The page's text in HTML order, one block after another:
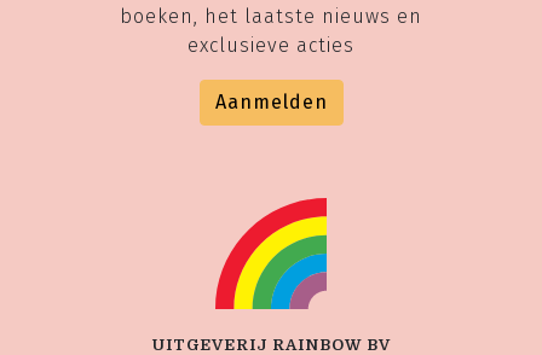
boeken, het laatste nieuws en
exclusieve acties
Aanmelden
UITGEVERIJ RAINBOW BV